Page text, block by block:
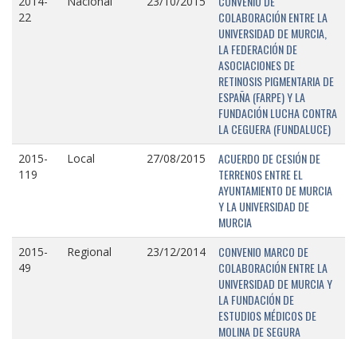
22
COLABORACIÓN ENTRE LA
UNIVERSIDAD DE MURCIA,
LA FEDERACIÓN DE
ASOCIACIONES DE
RETINOSIS PIGMENTARIA DE
ESPAÑA (FARPE) Y LA
FUNDACIÓN LUCHA CONTRA
LA CEGUERA (FUNDALUCE)
2015-
119
Local 27/08/2015
ACUERDO DE CESIÓN DE
TERRENOS ENTRE EL
AYUNTAMIENTO DE MURCIA
Y LA UNIVERSIDAD DE
MURCIA
2015-
49
Regional 23/12/2014
CONVENIO MARCO DE
COLABORACIÓN ENTRE LA
UNIVERSIDAD DE MURCIA Y
LA FUNDACIÓN DE
ESTUDIOS MÉDICOS DE
MOLINA DE SEGURA